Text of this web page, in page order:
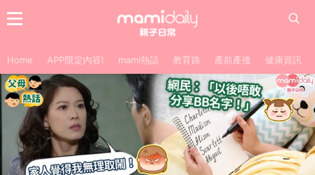
Home APP限定內容! mami熱話 教育路 產前產後 健康資訊